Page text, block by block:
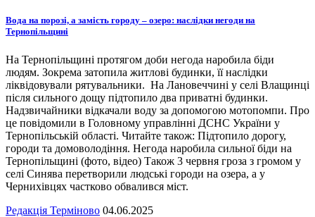
Вода на порозі, а замість городу – озеро: наслідки негоди на
Тернопільщині
На Тернопільщині протягом доби негода наробила біди
людям. Зокрема затопила житлові будинки, її наслідки
ліквідовували рятувальники. На Лановеччині у селі Влащинці
після сильного дощу підтопило два приватні будинки.
Надзвичайники відкачали воду за допомогою мотопомпи. Про
це повідомили в Головному управлінні ДСНС України у
Тернопільській області. Читайте також: Підтопило дорогу,
городи та домоволодіння. Негода наробила сильної біди на
Тернопільщині (фото, відео) Також 3 червня гроза з громом у
селі Синява перетворили людські городи на озера, а у
Чернихівцях частково обвалився міст.
Редакція Терміново 04.06.2025